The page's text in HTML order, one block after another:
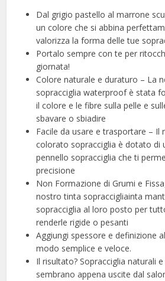
Dal grigio pastello al marrone
un colore che si abbina
valorizza la forma delle tue
Portalo sempre con te per
giornata!
Colore naturale e duraturo – La
sopracciglia waterproof è stata
il colore e le fibre sulla pelle e
sbavare o sbiadire
Facile da usare e trasportare – Il
colorato sopracciglia è dotato di
pennello sopracciglia che ti
precisione
Non Formazione di Grumi e
nostro tinta sopraccigliainta
sopracciglia al loro posto per
renderle rigide o pesanti
Aggiungi spessore e definizione
modo semplice e veloce.
Il risultato? Sopracciglia naturali
sembrano appena uscite dal